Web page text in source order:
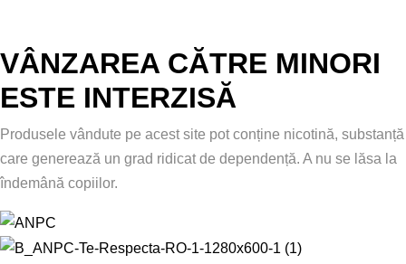
VÂNZAREA CĂTRE MINORI
ESTE INTERZISĂ
Produsele vândute pe acest site pot conține nicotină, substanță
care generează un grad ridicat de dependență. A nu se lăsa la
îndemână copiilor.